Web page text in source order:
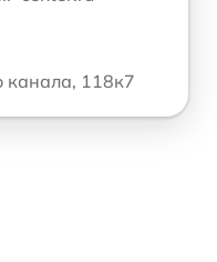
канала, 118к7